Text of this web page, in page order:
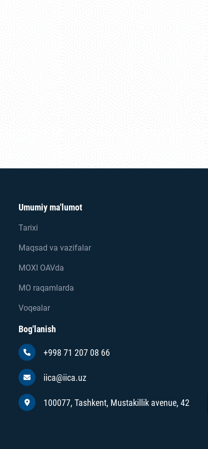
Umumiy ma'lumot
Tarixi
Maqsad va vazifalar
MOXI OAVda
MO raqamlarda
Voqealar
Bog'lanish
+998 71 207 08 66
iica@iica.uz
100077, Tashkent, Mustakillik avenue, 42